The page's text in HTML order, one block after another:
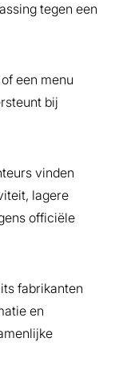
tegen een
een menu
bij
vinden
lagere
officiële
fabrikanten
en